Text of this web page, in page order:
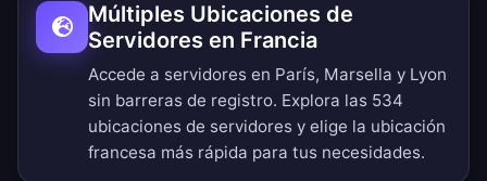
Múltiples Ubicaciones de
Servidores en Francia
Accede a servidores en París, Marsella y Lyon
sin barreras de registro. Explora las 534
ubicaciones de servidores y elige la ubicación
francesa más rápida para tus necesidades.